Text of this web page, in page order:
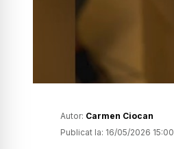
Autor: Carmen Ciocan
Publicat la: 16/05/2026 15:00